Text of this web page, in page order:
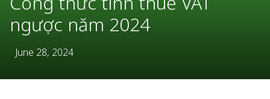
ngược năm 2024
June 28, 2024